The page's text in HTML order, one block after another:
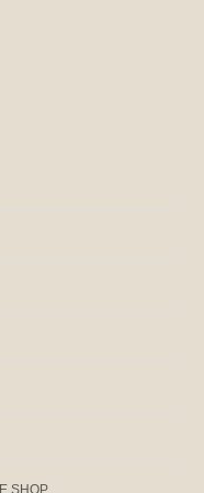
SHOP